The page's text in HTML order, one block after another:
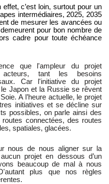
c’est loin, surtout pour un
intermédiaires, 2025, 2035
de mesurer les avancées ou
pour bon nombre de
cadre pour toute échéance
que l'ampleur du projet
acteurs, tant les besoins
Car l'initiative du projet
le Japon et la Russie se rêvent
A l’heure actuelle, le projet
initiatives et se décline sur
possibles, on parle ainsi des
connectées, des routes
spatiales, glacées.
nous de nous aligner sur la
projet en dessous d’un
beaucoup de mal à nous
plus que nos règles